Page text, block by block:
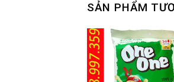
SẢN PHẨM